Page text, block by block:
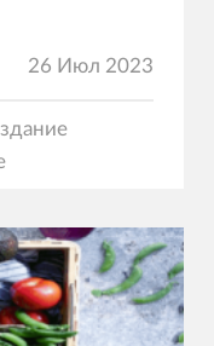
26 Июл 2023